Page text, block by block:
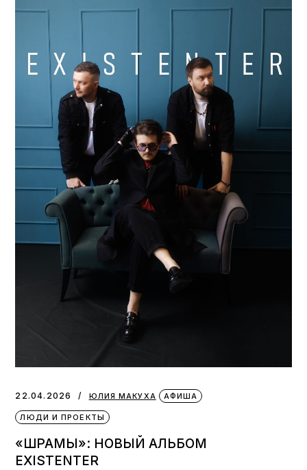
22.04.2026 ЮЛИЯ МАКУХА АФИША
ЛЮДИ И ПРОЕКТЫ
«ШРАМЫ»: НОВЫЙ АЛЬБОМ
EXISTENTER